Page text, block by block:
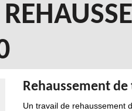
Rehaussement
Un travail de rehaussement